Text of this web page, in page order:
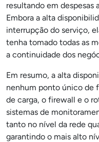
resultando em despesas
Embora a alta
interrupção do serviço,
tenha tomado todas as
a continuidade dos
Em resumo, a alta
nenhum ponto único de
de carga, o firewall e o
sistemas de
tanto no nível da rede
garantindo o mais alto